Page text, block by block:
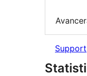
Support